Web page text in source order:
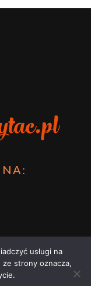
NA:
PLIKI COOKIES |
usługi na
ze strony oznacza,